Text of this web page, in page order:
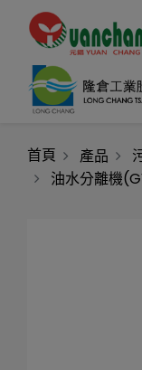
首頁 產品
油水分離機